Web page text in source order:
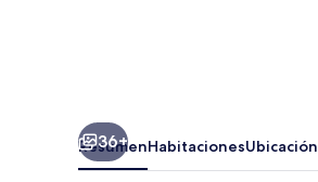
36+
ResumenHabitacionesUbicación